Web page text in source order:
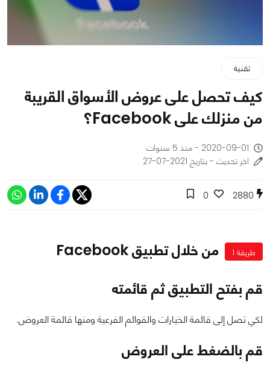
تقنية
كيف تحصل على عروض الأسواق القريبة
من منزلك على Facebook؟
2020-09-01 - منذ 5 سنوات
اخر تحديث - بتاريخ 2021-07-27
2880
0
طريقة 1
من خلال تطبيق Facebook
قم بفتح التطبيق ثم قائمته
لكي تصل إلى قائمة الخيارات والقوائم الفرعية ومنها قائمة العروض.
قم بالضغط على العروض